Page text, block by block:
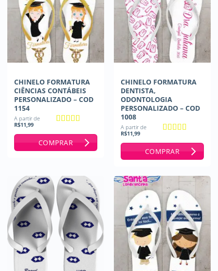
CHINELO FORMATURA
CIÊNCIAS CONTÁBEIS
PERSONALIZADO – COD
1154
A partir de
R$11,99
COMPRAR
CHINELO FORMATURA
DENTISTA,
ODONTOLOGIA
PERSONALIZADO – COD
1008
A partir de
R$11,99
COMPRAR